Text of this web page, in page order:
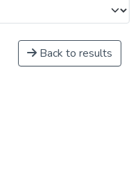
Back to results